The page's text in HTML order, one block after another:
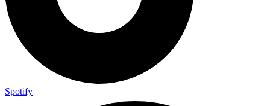
Spotify